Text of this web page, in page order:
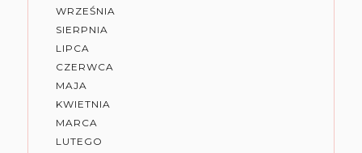
WRZEŚNIA
SIERPNIA
LIPCA
CZERWCA
MAJA
KWIETNIA
MARCA
LUTEGO